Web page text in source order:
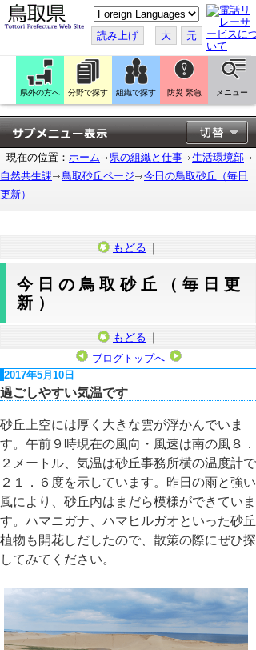
こ
の
ペ
ー
ジ
翻
訳
す
る
読み上げ 大 元
県外の方へ 分野で探す 組織で探す 防災 緊急 メニュー
現在の位置： ホーム 県の組織と仕事
生活環境部
自然共生課
鳥取砂丘ページ
今日の鳥取砂丘（毎日
更新）
もどる ｜
今日の鳥取砂丘（毎日更
新）
もどる ｜
ブログトップへ
2017年5月10日
過ごしやすい気温です
砂丘上空には厚く大きな雲が浮かんでいま
す。午前９時現在の風向・風速は南の風８．
２メートル、気温は砂丘事務所横の温度計で
２１．６度を示しています。昨日の雨と強い
風により、砂丘内はまだら模様ができていま
す。ハマニガナ、ハマヒルガオといった砂丘
植物も開花しだしたので、散策の際にぜひ探
してみてください。